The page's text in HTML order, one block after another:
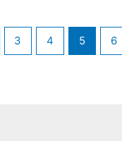
3 4 5 6